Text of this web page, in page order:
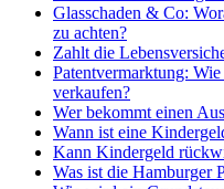
Glasschaden & Co:
zu achten?
Zahlt die
Patentvermarktung:
verkaufen?
Wer bekommt einen
Wann ist eine
Kann Kindergeld
Was ist die Hamburger